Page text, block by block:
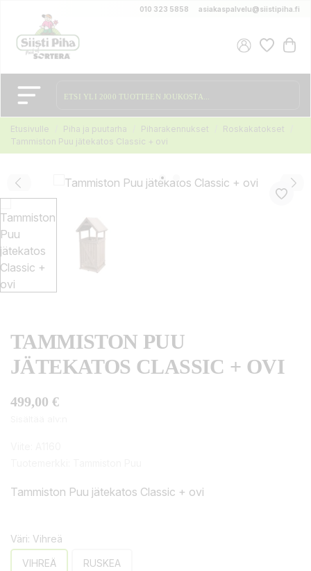
010 323 5858 asiakaspalvelu@siistipiha.fi
Etusivulle Piha ja puutarha Piharakennukset
Roskakatokset
Tammiston Puu jätekatos Classic + ovi
TAMMISTON PUU
JÄTEKATOS CLASSIC + OVI
499,00 €
Tammiston Puu jätekatos Classic + ovi
Väri: Vihreä
VIHREÄ RUSKEA